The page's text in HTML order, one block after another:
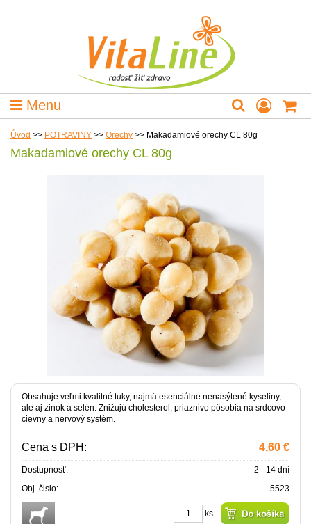
Menu
Úvod >> POTRAVINY >> Orechy >> Makadamiové orechy CL 80g
Makadamiové orechy CL 80g
Obsahuje veľmi kvalitné tuky, najmä esenciálne nenasýtené kyseliny,
ale aj zinok a selén. Znižujú cholesterol, priaznivo pôsobia na srdcovo-
cievny a nervový systém.
Cena s DPH: 4,60 €
Dostupnosť:
2 - 14 dní
Obj. čislo:
5523
ks